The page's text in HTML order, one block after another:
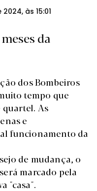
às 15:01
da
dos Bombeiros
tempo que
quartel. As
e
funcionamento da
de mudança, o
marcado pela
"casa".